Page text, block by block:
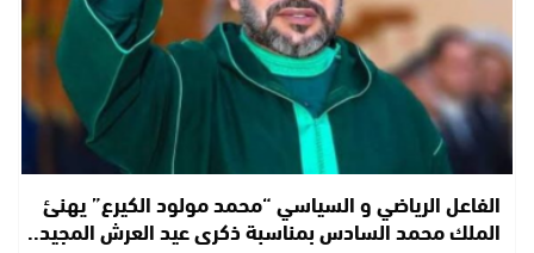
الفاعل الرياضي و السياسي “محمد مولود الكيرع” يهنئ
الملك محمد السادس بمناسبة ذكرى عيد العرش المجيد..